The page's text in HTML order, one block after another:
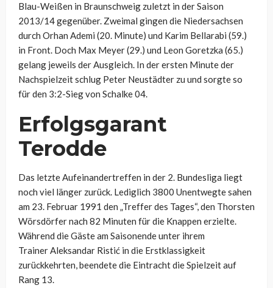
Blau-Weißen in Braunschweig zuletzt in der Saison
2013/14 gegenüber. Zweimal gingen die Niedersachsen
durch Orhan Ademi (20. Minute) und Karim Bellarabi (59.)
in Front. Doch Max Meyer (29.) und Leon Goretzka (65.)
gelang jeweils der Ausgleich. In der ersten Minute der
Nachspielzeit schlug Peter Neustädter zu und sorgte so
für den 3:2-Sieg von Schalke 04.
Erfolgsgarant
Terodde
Das letzte Aufeinandertreffen in der 2. Bundesliga liegt
noch viel länger zurück. Lediglich 3800 Unentwegte sahen
am 23. Februar 1991 den „Treffer des Tages“, den Thorsten
Wörsdörfer nach 82 Minuten für die Knappen erzielte.
Während die Gäste am Saisonende unter ihrem
TrainerAleksandar Ristić in die Erstklassigkeit
zurückkehrten, beendete die Eintracht die Spielzeit auf
Rang 13.